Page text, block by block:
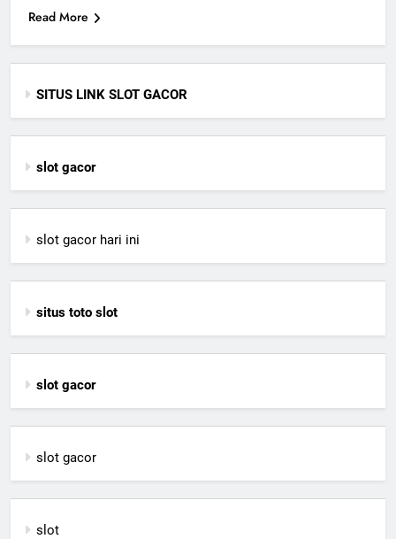
Read More
SITUS LINK SLOT GACOR
slot gacor
slot gacor hari ini
situs toto slot
slot gacor
slot gacor
slot